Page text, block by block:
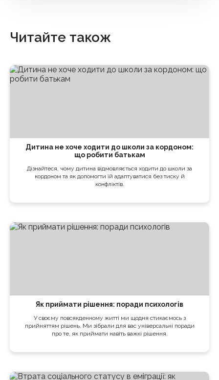
Читайте також
Дитина не хоче ходити до школи за кордоном:
що робити батькам
Дізнайтеся, чому дитина відмовляється ходити до школи за
кордоном та як допомогти їй адаптуватися без тиску й
конфліктів.
Як приймати рішення: поради психологів
У своєму повсякденному житті ми щодня стикаємось з
прийняттям рішень. Ми зібрали для вас універсальні поради
про те, як приймати навіть важкі рішення.